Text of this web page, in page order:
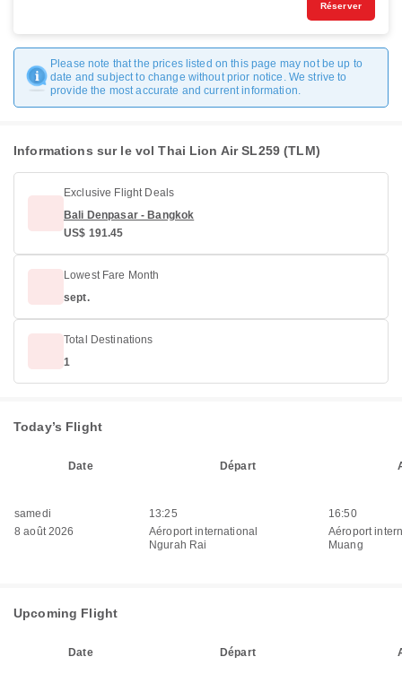
Réserver
Please note that the prices listed on this page may not be up to
date and subject to change without prior notice. We strive to
provide the most accurate and current information.
Informations sur le vol Thai Lion Air SL259 (TLM)
Exclusive Flight Deals
Bali Denpasar - Bangkok
US$ 191.45
Lowest Fare Month
sept.
Total Destinations
1
Today’s Flight
Date Départ
samedi
8 août 2026
13:25
Aéroport international
Ngurah Rai
16:50
Aéroport
Muang
Upcoming Flight
Date Départ